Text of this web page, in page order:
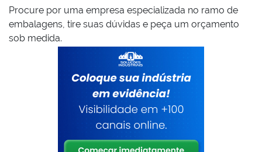
Procure por uma empresa especializada no ramo de
embalagens, tire suas dúvidas e peça um orçamento
sob medida.